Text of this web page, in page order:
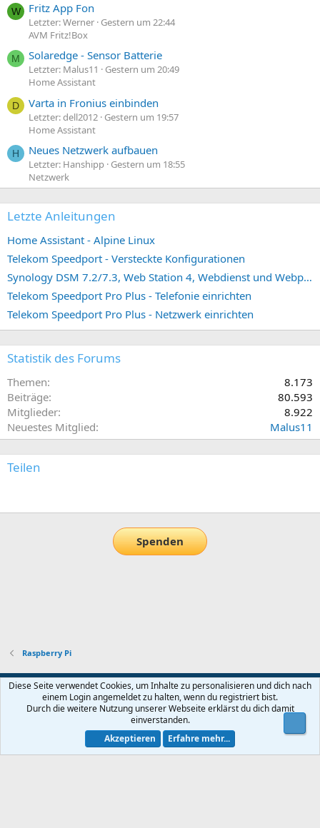
W Fritz App Fon
Letzter: Werner Gestern um 22:44
AVM Fritz!Box
M Solaredge - Sensor Batterie
Letzter: Malus11
Gestern um 20:49
Home Assistant
D Varta in Fronius einbinden
Letzter: dell2012 Gestern um 19:57
Home Assistant
H Neues Netzwerk aufbauen
Letzter: Hanshipp Gestern um 18:55
Netzwerk
Letzte Anleitungen
Home Assistant - Alpine Linux
Telekom Speedport - Versteckte Konfigurationen
Synology DSM 7.2/7.3, Web Station 4, Webdienst und Webportal erstellen (ehemals vHost)
Telekom Speedport Pro Plus - Telefonie einrichten
Telekom Speedport Pro Plus - Netzwerk einrichten
Statistik des Forums
Themen
8.173
Beiträge
80.593
Mitglieder
8.922
Neuestes Mitglied
Malus11
Teilen
Spenden
Raspberry Pi
Default-Theme
Nutzungsbedingungen
Datenschutz Hilfe und Impressum Start
Community platform by XenForo® © 2010-2026 XenForo Ltd.
Diese Seite verwendet Cookies, um Inhalte zu personalisieren und dich nach
einem Login angemeldet zu halten, wenn du registriert bist.
Durch die weitere Nutzung unserer Webseite erklärst du dich damit
einverstanden.
Akzeptieren
Erfahre mehr...